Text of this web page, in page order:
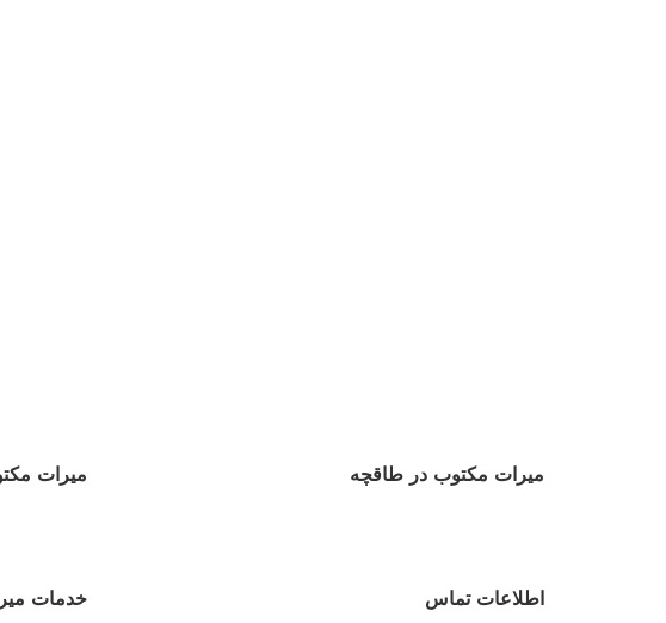
میرات مکتوب در طاقچه
اطلاعات تماس
میرات
خدمات